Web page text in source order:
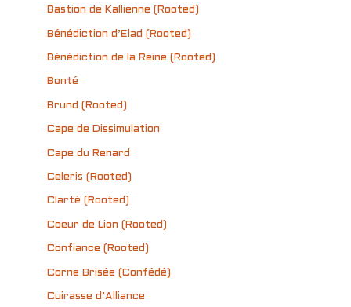
Bastion de Kallienne (Rooted)
Bénédiction d’Elad (Rooted)
Bénédiction de la Reine (Rooted)
Bonté
Brund (Rooted)
Cape de Dissimulation
Cape du Renard
Celeris (Rooted)
Clarté (Rooted)
Coeur de Lion (Rooted)
Confiance (Rooted)
Corne Brisée (Confédé)
Cuirasse d’Alliance